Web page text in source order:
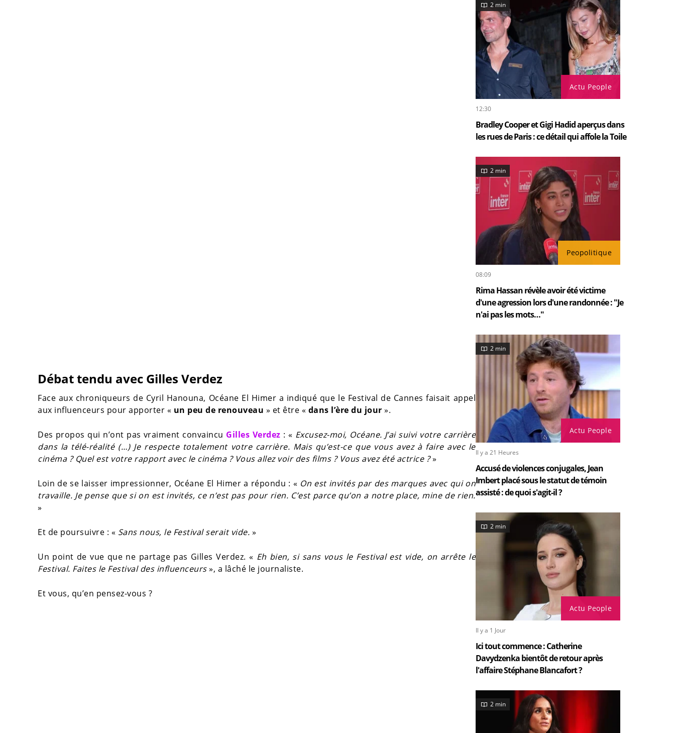
Débat tendu avec Gilles Verdez
Face aux chroniqueurs de Cyril Hanouna, Océane El Himer a indiqué que le Festival de Cannes faisait appel
aux influenceurs pour apporter « un peu de renouveau » et être « dans l’ère du jour ».
Des propos qui n’ont pas vraiment convaincu Gilles Verdez : « Excusez-moi, Océane. J’ai suivi votre carrière
dans la télé-réalité (…) Je respecte totalement votre carrière. Mais qu’est-ce que vous avez à faire avec le
cinéma ? Quel est votre rapport avec le cinéma ? Vous allez voir des films ? Vous avez été actrice ?»
Loin de se laisser impressionner, Océane El Himer a répondu : « On est invités par des marques avec qui on
travaille. Je pense que si on est invités, ce n’est pas pour rien. C’est parce qu’on a notre place, mine de rien.
»
Et de poursuivre : « Sans nous, le Festival serait vide. »
Un point de vue que ne partage pas Gilles Verdez. « Eh bien, si sans vous le Festival est vide, on arrête le
Festival. Faites le Festival des influenceurs», a lâché le journaliste.
Et vous, qu’en pensez-vous ?
Actu People
2 min
12:30
Bradley Cooper et Gigi Hadid aperçus dans
les rues de Paris : ce détail qui affole la Toile
Peopolitique
2 min
08:09
Rima Hassan révèle avoir été victime
d'une agression lors d'une randonnée : "Je
n'ai pas les mots…"
Actu People
2 min
Il y a 21 Heures
Accusé de violences conjugales, Jean
Imbert placé sous le statut de témoin
assisté : de quoi s'agit-il ?
Actu People
2 min
Il y a 1 Jour
Ici tout commence : Catherine
Davydzenka bientôt de retour après
l'affaire Stéphane Blancafort ?
2 min